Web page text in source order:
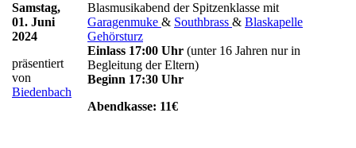
Samstag,
01. Juni
2024
präsentiert
von
Biedenbach
Blasmusikabend der Spitzenklasse mit
Garagenmuke & Southbrass & Blaskapelle
Gehörsturz
Einlass 17:00 Uhr (unter 16 Jahren nur in
Begleitung der Eltern)
Beginn 17:30 Uhr
Abendkasse: 11€